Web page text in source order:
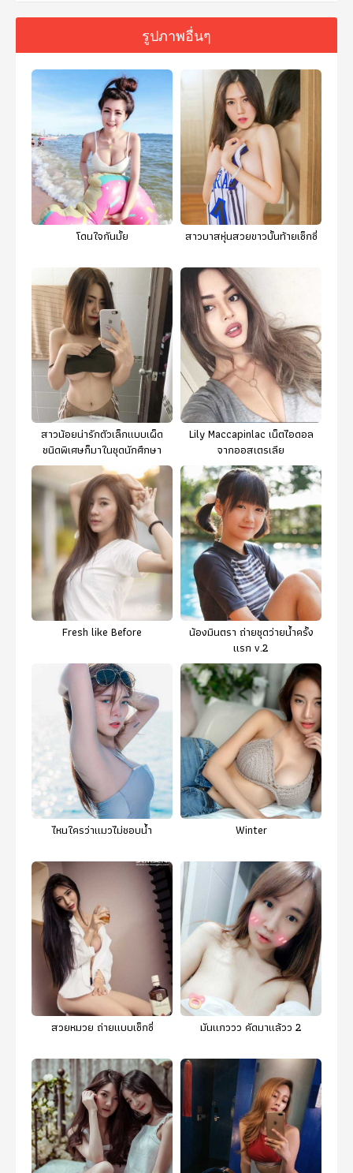
รูปภาพอื่นๆ
โดนใจกันมั้ย สาวบาสหุ่นสวยขาวบั้นท้ายเซ็กซี่
สาวน้อยน่ารักตัวเล็กแบบเผ็ด
ชนิดพิเศษก็มาในชุดนักศึกษา
Lily Maccapinlac เน็ตไอดอล
จากออสเตรเลีย
Fresh like Before
น้องมินตรา ถ่ายชุดว่ายน้ำครั้ง
แรก v.2
ไหนใครว่าแมวไม่ชอบน้ำ Winter
สวยหมวย ถ่ายแบบเซ็กซี่ มันแกววว คัดมาแล้วว 2